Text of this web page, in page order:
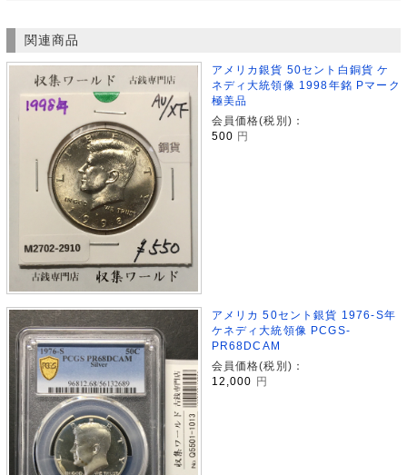
関連商品
アメリカ銀貨 50セント白銅貨 ケ
ネディ大統領像 1998年銘 Pマーク
極美品
会員価格(税別)：
500 円
アメリカ 50セント銀貨 1976-S年
ケネディ大統領像 PCGS-
PR68DCAM
会員価格(税別)：
12,000
円